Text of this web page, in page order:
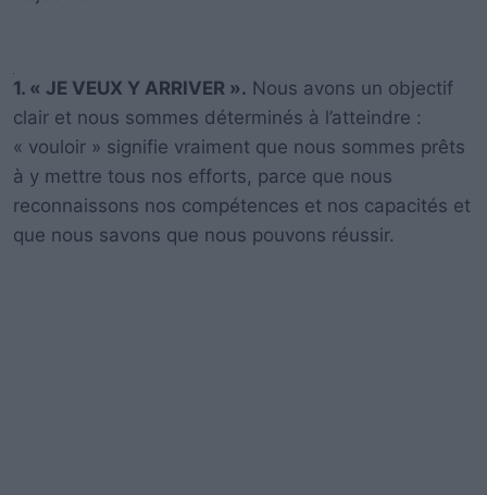
1. « JE VEUX Y ARRIVER ». Nous avons un objectif
clair et nous sommes déterminés à l’atteindre :
« vouloir » signifie vraiment que nous sommes prêts
à y mettre tous nos efforts, parce que nous
reconnaissons nos compétences et nos capacités et
que nous savons que nous pouvons réussir.